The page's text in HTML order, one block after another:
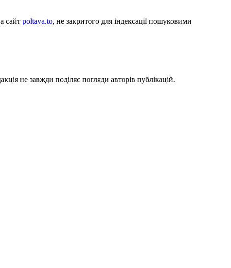
сайт poltava.to, не закритого для індексації пошуковими
не завжди поділяє погляди авторів публікацій.